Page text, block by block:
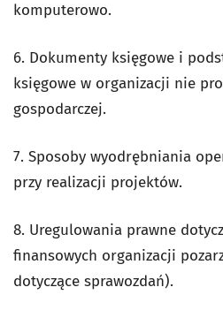
komputerowo.
6. Dokumenty księgowe i
księgowe w organizacji nie
gospodarczej.
7. Sposoby wyodrębniania
przy realizacji projektów.
8. Uregulowania prawne
finansowych organizacji
dotyczące sprawozdań).